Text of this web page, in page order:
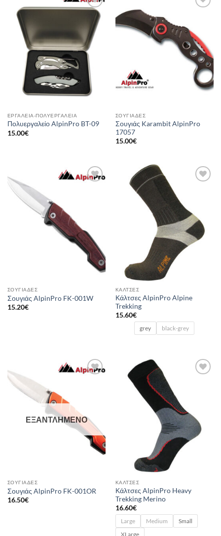
Add to
wishlist
ΕΡΓΑΛΕΊΑ-ΠΟΛΥΕΡΓΑΛΕΊΑ
Πολυεργαλείο AlpinPro BT-09
15.00€
ΣΟΥΓΙΆΔΕΣ
Σουγιάς Karambit AlpinPro
17057
15.00€
ΣΟΥΓΙΆΔΕΣ
Σουγιάς AlpinPro FK-001W
15.20€
ΚΆΛΤΣΕΣ
Κάλτσες AlpinPro Alpine
Trekking
15.60€
grey black-grey
ΕΞΑΝΤΛΗΜΈΝΟ
ΣΟΥΓΙΆΔΕΣ
Σουγιάς AlpinPro FK-001OR
16.50€
ΚΆΛΤΣΕΣ
Κάλτσες AlpinPro Heavy
Trekking Merino
16.60€
Large Medium
Small
XLarge